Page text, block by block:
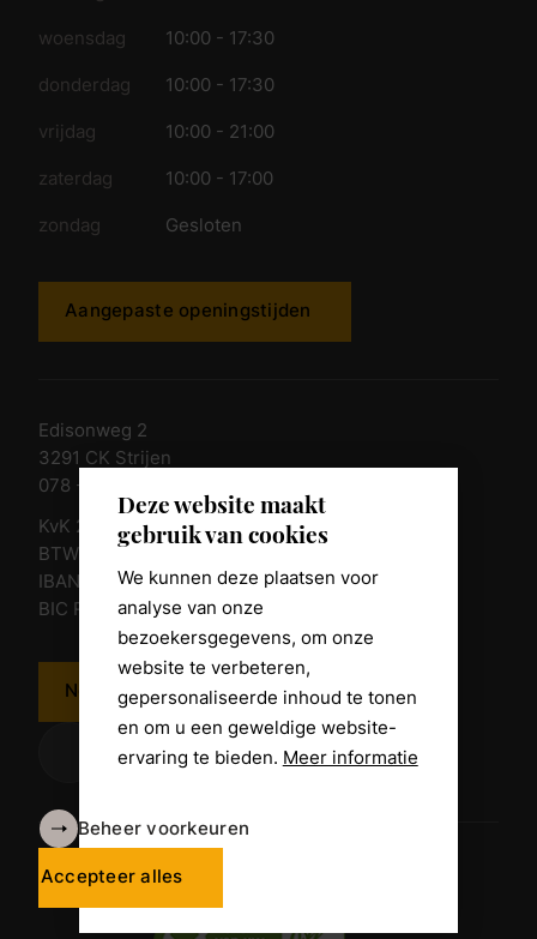
Deze website maakt
gebruik van cookies
We kunnen deze plaatsen voor
analyse van onze
bezoekersgegevens, om onze
website te verbeteren,
gepersonaliseerde inhoud te tonen
en om u een geweldige website-
ervaring te bieden. Meer informatie
Beheer voorkeuren
Accepteer alles
woensdag 10:00 - 17:30
donderdag 10:00 - 17:30
vrijdag 10:00 - 21:00
zaterdag 10:00 - 17:00
zondag Gesloten
Aangepaste openingstijden
Edisonweg 2
3291 CK Strijen
078 - 674 84 85
KvK 23011135
BTW nr. NL 805098938.B.01
IBAN NL10 RABO 0361 8039 58
BIC RABONL2U
Neem contact op
Algemene voorwaarden